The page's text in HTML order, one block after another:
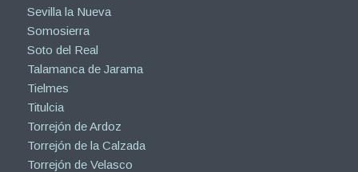
Sevilla la Nueva
Somosierra
Soto del Real
Talamanca de Jarama
Tielmes
Titulcia
Torrejón de Ardoz
Torrejón de la Calzada
Torrejón de Velasco